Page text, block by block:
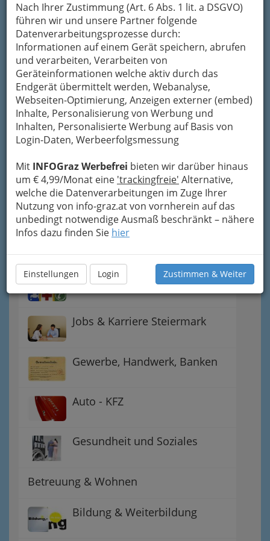
Nach Ihrer Zustimmung (Art. 6 Abs. 1 lit. a DSGVO)
führen wir und unsere Partner folgende
Datenverarbeitungsprozesse durch:
Informationen auf einem Gerät speichern, abrufen
und verarbeiten, Verarbeiten von
Geräteinformationen welche aktiv durch das
Endgerät übermittelt werden, Webanalyse,
Webseiten-Optimierung, Anzeigen externer (embed)
Inhalte, Personalisierung von Werbung und
Inhalten, Personalisierte Werbung auf Basis von
Login-Daten, Werbeerfolgsmessung
Mit INFOGraz Werbefrei bieten wir darüber hinaus
um € 4,99/Monat eine 'trackingfreie' Alternative,
welche die Datenverarbeitungen im Zuge Ihrer
Nutzung von info-graz.at von vornherein auf das
unbedingt notwendige Ausmaß beschränkt – nähere
Infos dazu finden Sie hier
Einstellungen Login Zustimmen & Weiter
Die wichtigsten Kategorien
Einkaufen & Schenken - der
Handel
Gutschein-Welt: von myToys
bis H&M, C&A u.v.m.
Gewinnspiele - Lokale
Gutscheine
Notdienste für (fast) alle Fälle
Jobs & Karriere Steiermark
Gewerbe, Handwerk, Banken
Auto - KFZ
Gesundheit und Soziales
Betreuung & Wohnen
Bildung & Weiterbildung